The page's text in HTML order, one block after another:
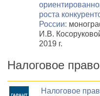
роста
России:
И.В.
2019 г.
Налоговое право
Налоговое